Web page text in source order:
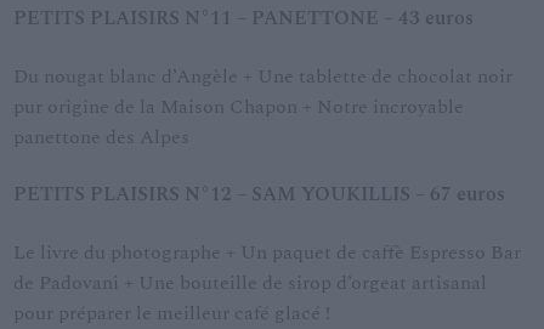
PETITS PLAISIRS N°11 – PANETTONE – 43 euros
Du nougat blanc d’Angèle + Une tablette de chocolat noir
pur origine de la Maison Chapon + Notre incroyable
panettone des Alpes
PETITS PLAISIRS N°12 – SAM YOUKILLIS – 67 euros
Le livre du photographe + Un paquet de caffè Espresso Bar
de Padovani + Une bouteille de sirop d’orgeat artisanal
pour préparer le meilleur café glacé !